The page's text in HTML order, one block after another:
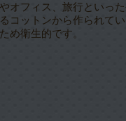
オフィス、旅行といっ
コットンから作られて
め衛生的です。